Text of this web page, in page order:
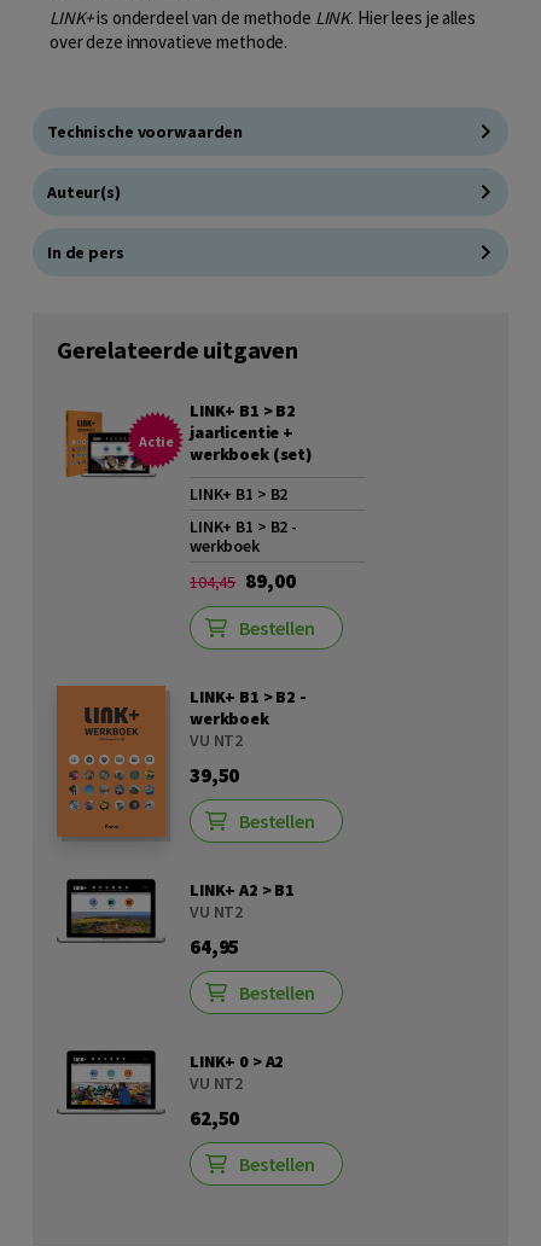
LINK+is onderdeel van de methode LINK. Hier lees je alles
over deze innovatieve methode.
Technische voorwaarden
Auteur(s)
In de pers
Gerelateerde uitgaven
Actie
LINK+ B1 > B2
jaarlicentie +
werkboek (set)
LINK+ B1 > B2
LINK+ B1 > B2 -
werkboek
104,45 89,00
Bestellen
LINK+ B1 > B2 -
werkboek
VU NT2
39,50
Bestellen
LINK+ A2 > B1
VU NT2
64,95
Bestellen
LINK+ 0 > A2
VU NT2
62,50
Bestellen